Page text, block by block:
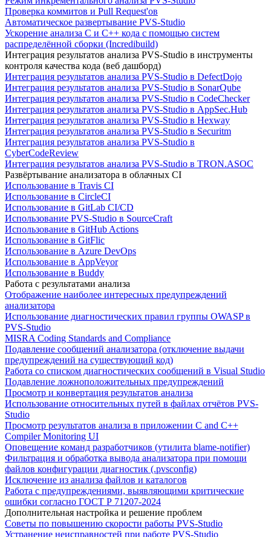
Проверка коммитов и Pull Request'ов
Автоматическое развертывание PVS-Studio
Ускорение анализа C и C++ кода с помощью систем
распределённой сборки (Incredibuild)
Интеграция результатов анализа PVS-Studio в инструменты
контроля качества кода (веб дашборд)
Интеграция результатов анализа PVS-Studio в DefectDojo
Интеграция результатов анализа PVS-Studio в SonarQube
Интеграция результатов анализа PVS-Studio в CodeChecker
Интеграция результатов анализа PVS-Studio в AppSec.Hub
Интеграция результатов анализа PVS-Studio в Hexway
Интеграция результатов анализа PVS-Studio в Securitm
Интеграция результатов анализа PVS-Studio в
CyberCodeReview
Интеграция результатов анализа PVS-Studio в TRON.ASOC
Развёртывание анализатора в облачных CI
Использование в Travis CI
Использование в CircleCI
Использование в GitLab CI/CD
Использование PVS-Studio в SourceCraft
Использование в GitHub Actions
Использование в GitFlic
Использование в Azure DevOps
Использование в AppVeyor
Использование в Buddy
Работа с результатами анализа
Отображение наиболее интересных предупреждений
анализатора
Использование диагностических правил группы OWASP в
PVS-Studio
MISRA Coding Standards and Compliance
Подавление сообщений анализатора (отключение выдачи
предупреждений на существующий код)
Работа со списком диагностических сообщений в Visual Studio
Подавление ложноположительных предупреждений
Просмотр и конвертация результатов анализа
Использование относительных путей в файлах отчётов PVS-
Studio
Просмотр результатов анализа в приложении C and C++
Compiler Monitoring UI
Оповещение команд разработчиков (утилита blame-notifier)
Фильтрация и обработка вывода анализатора при помощи
файлов конфигурации диагностик (.pvsconfig)
Исключение из анализа файлов и каталогов
Работа с предупреждениями, выявляющими критические
ошибки согласно ГОСТ Р 71207-2024
Дополнительная настройка и решение проблем
Советы по повышению скорости работы PVS-Studio
Устранение неисправностей при работе PVS-Studio